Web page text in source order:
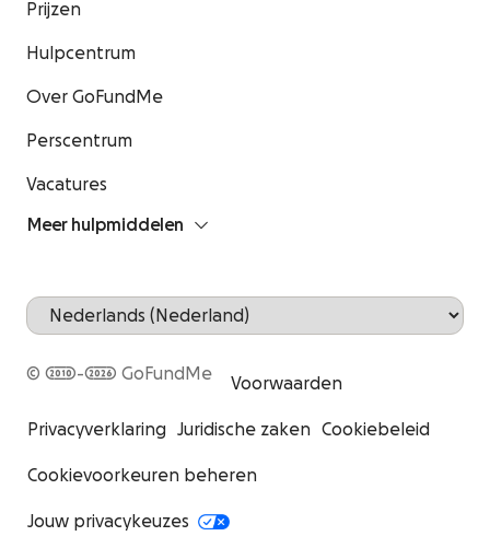
Prijzen
Hulpcentrum
Over GoFundMe
Perscentrum
Vacatures
Meer hulpmiddelen
© 2010-2026 GoFundMe
Voorwaarden
Privacyverklaring Juridische zaken Cookiebeleid
Cookievoorkeuren beheren
Jouw privacykeuzes